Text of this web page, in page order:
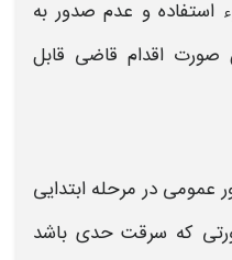
استفاده و عدم صدور به
اقدام قاضی قابل
در مرحله ابتدایی
که سرقت حدی باشد